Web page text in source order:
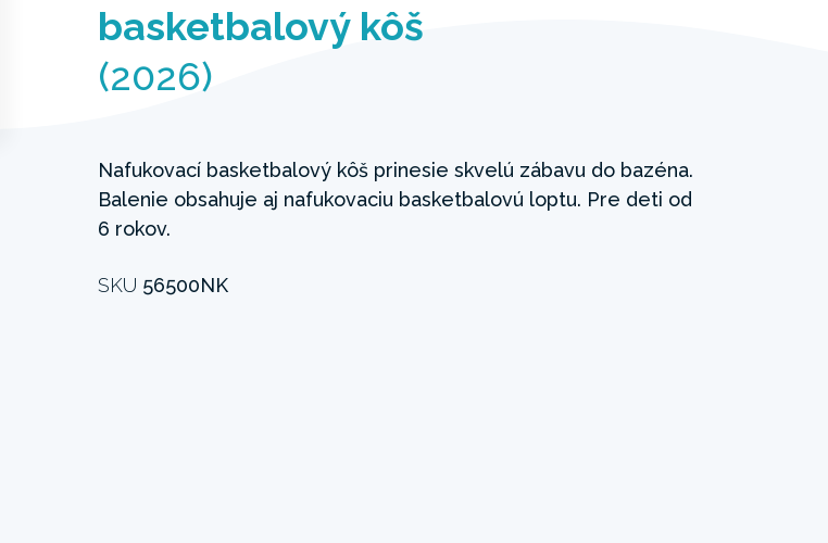
basketbalový kôš
(2026)
Nafukovací basketbalový kôš prinesie skvelú zábavu do bazéna.
Balenie obsahuje aj nafukovaciu basketbalovú loptu. Pre deti od
6 rokov.
SKU 56500NK